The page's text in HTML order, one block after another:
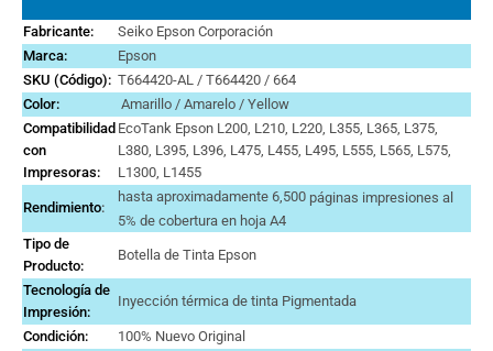
Fabricante:
Seiko Epson Corporación
Marca:
Epson
SKU (Código): T664420-AL / T664420 / 664
Color:
Amarillo / Amarelo / Yellow
Compatibilidad
con
Impresoras:
EcoTank Epson L200, L210, L220, L355, L365, L375,
L380, L395, L396, L475, L455, L495, L555, L565, L575,
L1300, L1455
Rendimiento:
hasta aproximadamente 6,500 páginas impresiones al
5% de cobertura en hoja A4
Tipo de
Producto:
Botella de Tinta Epson
Tecnología de
Impresión:
Inyección térmica de tinta Pigmentada
Condición: 100% Nuevo Original